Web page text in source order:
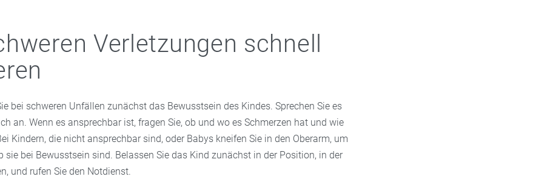
auf, lassen Sie die Leitstelle das Gespräch beenden. Die Mitarbeiter der
auch Ihre Fragen und leiten Sie für die Erste Hilfe bei Kindern an, falls
Verletzungen schnell
bei schweren Unfällen zunächst das Bewusstsein des Kindes. Sprechen Sie es
an. Wenn es ansprechbar ist, fragen Sie, ob und wo es Schmerzen hat und wie
Kindern, die nicht ansprechbar sind, oder Babys kneifen Sie in den Oberarm, um
sie bei Bewusstsein sind. Belassen Sie das Kind zunächst in der Position, in der
und rufen Sie den Notdienst.